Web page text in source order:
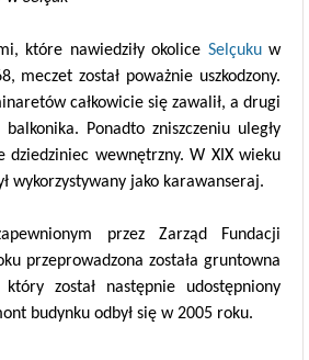
które nawiedziły okolice Selçukuw
meczet został poważnie uszkodzony.
całkowicie się zawalił, a drugi
Ponadto zniszczeniu uległy
dziedziniec wewnętrzny. W XIX wieku
wykorzystywany jako karawanseraj.
przez Zarząd Fundacji
przeprowadzona została gruntowna
został następnie udostępniony
budynku odbył się w 2005 roku.